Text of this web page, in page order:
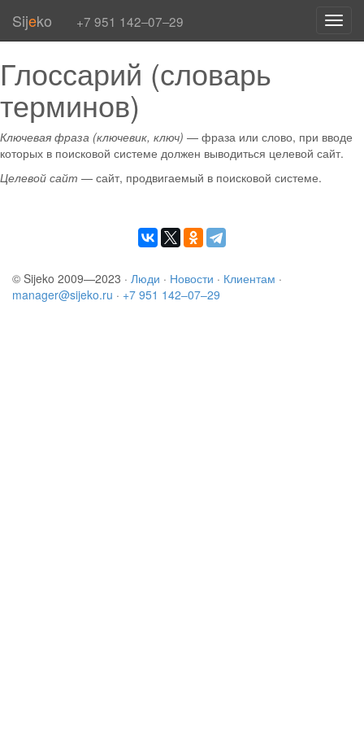
Sijeko +7 951 142‒07‒29
Глоссарий (словарь
терминов)
Ключевая фраза (ключевик, ключ) — фраза или слово, при вводе
которых в поисковой системе должен выводиться целевой сайт.
Целевой сайт — сайт, продвигаемый в поисковой системе.
© Sijeko 2009—2023 · Люди · Новости · Клиентам ·
manager@sijeko.ru · +7 951 142‒07‒29